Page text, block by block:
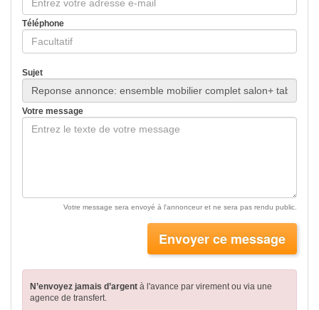
Téléphone
Sujet
Votre message
Votre message sera envoyé à l'annonceur et ne sera pas rendu public.
Envoyer ce message
N’envoyez jamais d’argent à l'avance par virementou via une
agence de transfert.